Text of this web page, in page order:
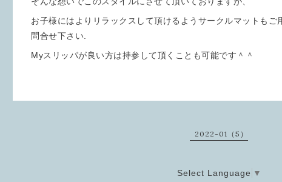
お子様にはよりリラックスして頂けるようサークルマットもご
問合せ下さい.
Myスリッパが良い方は持参して頂くことも可能です＾＾
2022-01（5）
Select Language ▼